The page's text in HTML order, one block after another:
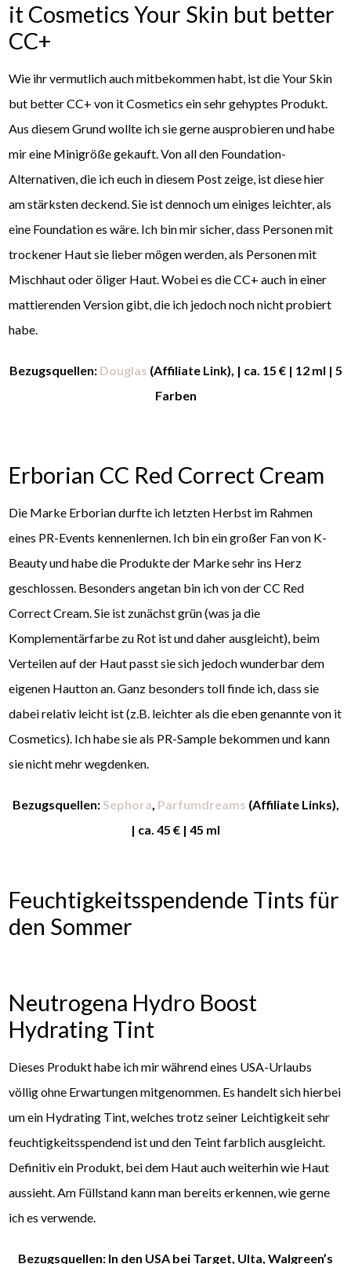
it Cosmetics Your Skin but better
CC+
Wie ihr vermutlich auch mitbekommen habt, ist die Your Skin
but better CC+ von it Cosmetics ein sehr gehyptes Produkt.
Aus diesem Grund wollte ich sie gerne ausprobieren und habe
mir eine Minigröße gekauft. Von all den Foundation-
Alternativen, die ich euch in diesem Post zeige, ist diese hier
am stärksten deckend. Sie ist dennoch um einiges leichter, als
eine Foundation es wäre. Ich bin mir sicher, dass Personen mit
trockener Haut sie lieber mögen werden, als Personen mit
Mischhaut oder öliger Haut. Wobei es die CC+ auch in einer
mattierenden Version gibt, die ich jedoch noch nicht probiert
habe.
Bezugsquellen: Douglas (Affiliate Link), | ca. 15 € | 12 ml | 5
Farben
Erborian CC Red Correct Cream
Die Marke Erborian durfte ich letzten Herbst im Rahmen
eines PR-Events kennenlernen. Ich bin ein großer Fan von K-
Beauty und habe die Produkte der Marke sehr ins Herz
geschlossen. Besonders angetan bin ich von der CC Red
Correct Cream. Sie ist zunächst grün (was ja die
Komplementärfarbe zu Rot ist und daher ausgleicht), beim
Verteilen auf der Haut passt sie sich jedoch wunderbar dem
eigenen Hautton an. Ganz besonders toll finde ich, dass sie
dabei relativ leicht ist (z.B. leichter als die eben genannte von it
Cosmetics). Ich habe sie als PR-Sample bekommen und kann
sie nicht mehr wegdenken.
Bezugsquellen: Sephora, Parfumdreams (Affiliate Links),
| ca. 45 € | 45 ml
Feuchtigkeitsspendende Tints für
den Sommer
Neutrogena Hydro Boost
Hydrating Tint
Dieses Produkt habe ich mir während eines USA-Urlaubs
völlig ohne Erwartungen mitgenommen. Es handelt sich hierbei
um ein Hydrating Tint, welches trotz seiner Leichtigkeit sehr
feuchtigkeitsspendend ist und den Teint farblich ausgleicht.
Definitiv ein Produkt, bei dem Haut auch weiterhin wie Haut
aussieht. Am Füllstand kann man bereits erkennen, wie gerne
ich es verwende.
Bezugsquellen: In den USA bei Target, Ulta, Walgreen’s